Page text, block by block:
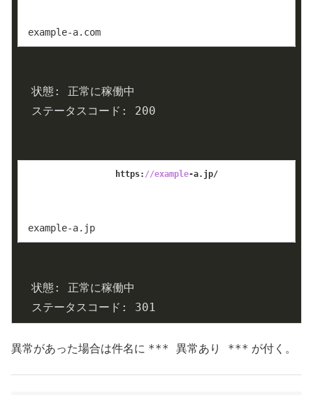
example-a.com
  状態: 正常に稼働中
  ステータスコード:
200
https: //example-a.jp/
example-a.jp
  状態: 正常に稼働中
  ステータスコード:
301
異常があった場合は件名に *** 異常あり *** が付く。